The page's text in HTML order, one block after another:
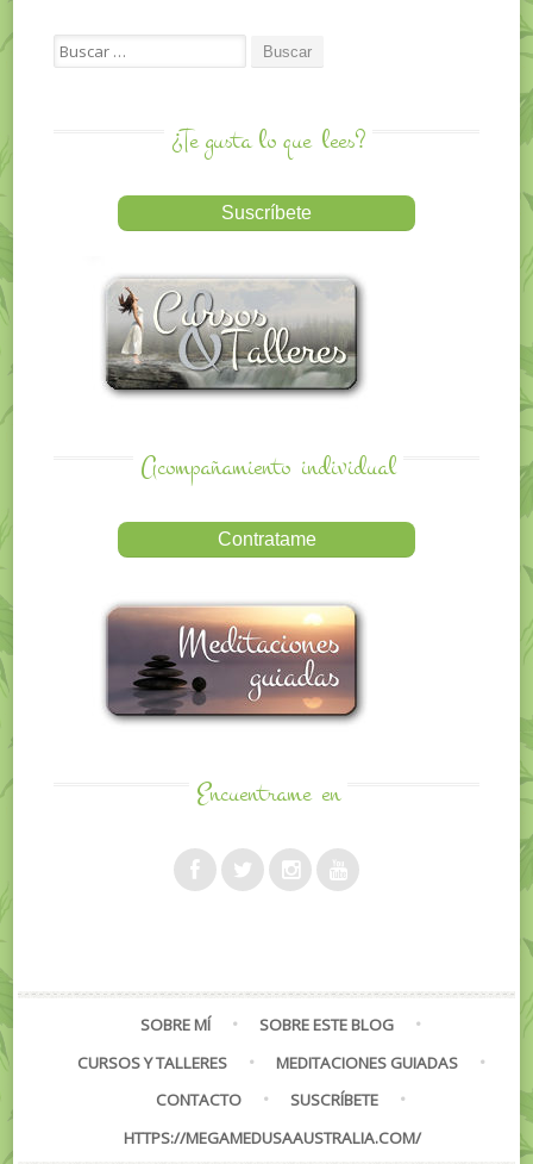
Search for:
¿Te gusta lo que lees?
Acompañamiento individual
Encuentrame en
SOBRE MÍ
SOBRE ESTE BLOG
CURSOS Y TALLERES
MEDITACIONES GUIADAS
CONTACTO
SUSCRÍBETE
HTTPS://MEGAMEDUSAAUSTRALIA.COM/